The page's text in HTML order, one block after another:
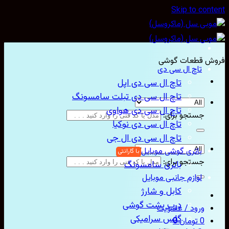
Skip to
قطعات گوشی
جستجو برای:
جستجو برای:
ورود / عضویت
تومان0
تاچ ال سی دی
تاچ ال سی دی اپل
تاچ ال سی دی تبلت سامسونگ
تاچ ال سی دی هواوی
تاچ ال سی دی نوکیا
تاچ ال سی دی ال جی
باتری گوشی موبایل
باتری سامسونگ
لوازم جانبی موبایل
کابل و شارژ
درب پشت گوشی
گلس سرامیکی